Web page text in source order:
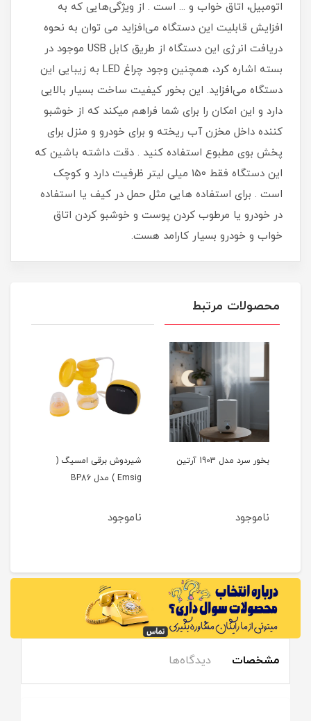
اتومبیل، اتاق خواب و ... است . از ویژگی‌هایی که به
افزایش قابلیت این دستگاه می‌افزاید می توان به نحوه
دریافت انرژی این دستگاه از طریق کابل USB موجود در
بسته اشاره کرد، همچنین وجود چراغ LED به زیبایی این
دستگاه می‌افزاید. این بخور کیفیت ساخت بسیار بالایی
دارد و این امکان را برای شما فراهم میکند که از خوشبو
کننده داخل مخزن آب ریخته و برای خودرو و منزل برای
پخش بوی مطبوع استفاده کنید . دقت داشته باشین که
این دستگاه فقط 150 میلی لیتر ظرفیت دارد و کوچک
است . برای استفاده هایی مثل حمل در کیف یا استفاده
در خودرو یا مرطوب کردن پوست و خوشبو کردن اتاق
خواب و خودرو بسیار کارامد هست.
محصولات مرتبط
شیردوش برقی امسیگ (
ناموجود
دستگاه بخور سرد امسیگ (
Emsig ) مدل US408-PLUS
ناموجود
مشخصات دیدگاه‌ها